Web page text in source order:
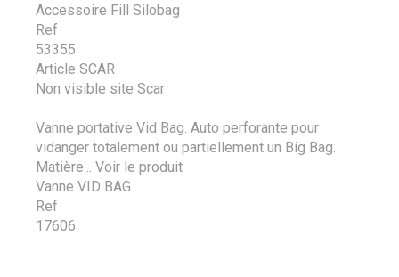
Accessoire Fill Silobag
Ref
53355
Article SCAR
Non visible site Scar
Vanne portative Vid Bag. Auto perforante pour
vidanger totalement ou partiellement un Big Bag.
Matière...
Voir le produit
Vanne VID BAG
Ref
17606